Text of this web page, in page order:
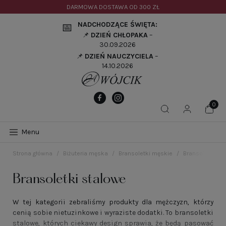
DARMOWA DOSTAWA OD300 ZŁ
📅
NADCHODZĄCE ŚWIĘTA:
📌 DZIEŃ CHŁOPAKA–
30.09.2026
📌 DZIEŃ NAUCZYCIELA–
14.10.2026
Menu
Strona główna Biżuteria męska Bransoletki męskie Bransoletki
Bransoletki stalowe
W tej kategorii zebraliśmy produkty dla mężczyzn, którzy
cenią sobie nietuzinkowe i wyraziste dodatki. To bransoletki
stalowe, których ciekawy design sprawia, że będą pasować